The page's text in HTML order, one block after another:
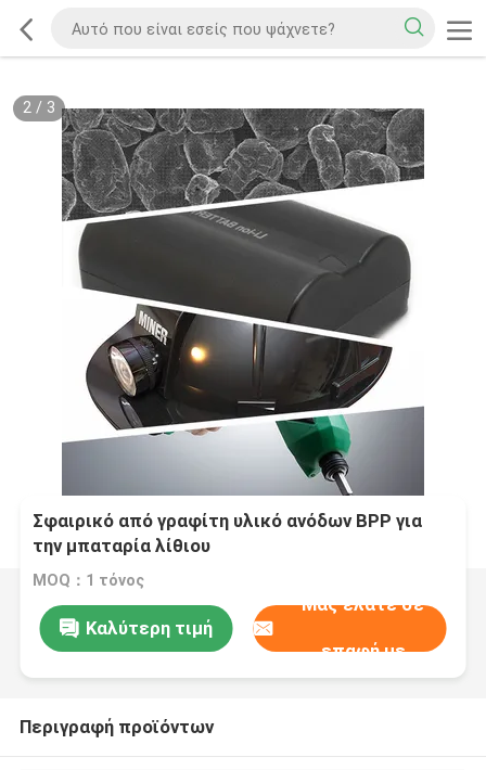
2/ 3
Σφαιρικό από γραφίτη υλικό ανόδων BPP για
την μπαταρία λίθιου
MOQ：1 τόνος
Καλύτερη τιμή
Μας ελάτε σε
επαφή με
Περιγραφή προϊόντων